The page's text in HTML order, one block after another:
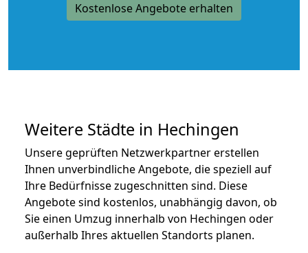
Kostenlose Angebote erhalten
Weitere Städte in Hechingen
Unsere geprüften Netzwerkpartner erstellen
Ihnen unverbindliche Angebote, die speziell auf
Ihre Bedürfnisse zugeschnitten sind. Diese
Angebote sind kostenlos, unabhängig davon, ob
Sie einen Umzug innerhalb von Hechingen oder
außerhalb Ihres aktuellen Standorts planen.